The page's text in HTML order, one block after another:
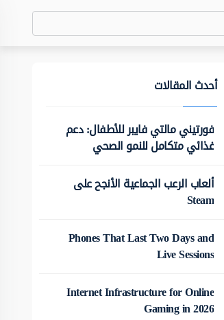
أحدث المقالات
فورتيني مالتي فايبر للأطفال: دعم
غذائي متكامل للنمو الصحي
ألعاب الرعب الجماعية الأنجح على
Steam
Phones That Last Two Days and
Live Sessions
Internet Infrastructure for Online
Gaming in 2026